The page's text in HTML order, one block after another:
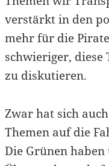
verstärkt in den
mehr für die
schwieriger,
zu diskutieren.
Zwar hat sich
Themen auf die
Die Grünen